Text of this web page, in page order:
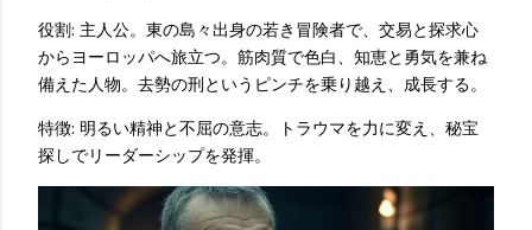
役割: 主人公。東の島々出身の若き冒険者で、交易と探求心
からヨーロッパへ旅立つ。筋肉質で色白、知恵と勇気を兼ね
備えた人物。去勢の刑というピンチを乗り越え、成長する。
特徴: 明るい精神と不屈の意志。トラウマを力に変え、秘宝
探しでリーダーシップを発揮。